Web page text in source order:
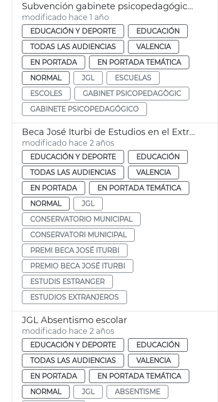
Subvención gabinete psicopedagógico escolar
modificado hace 1 año
EDUCACIÓN Y DEPORTE
EDUCACIÓN
TODAS LAS AUDIENCIAS
VALENCIA
EN PORTADA
EN PORTADA TEMÁTICA
NORMAL
JGL
ESCUELAS
ESCOLES
GABINET PSICOPEDAGÒGIC
GABINETE PSICOPEDAGÓGICO
Beca José Iturbi de Estudios en el Extranjero
modificado hace 2 años
EDUCACIÓN Y DEPORTE
EDUCACIÓN
TODAS LAS AUDIENCIAS
VALENCIA
EN PORTADA
EN PORTADA TEMÁTICA
NORMAL
JGL
CONSERVATORIO MUNICIPAL
CONSERVATORI MUNICIPAL
PREMI BECA JOSÉ ITURBI
PREMIO BECA JOSÉ ITURBI
ESTUDIS ESTRANGER
ESTUDIOS EXTRANJEROS
JGL Absentismo escolar
modificado hace 2 años
EDUCACIÓN Y DEPORTE
EDUCACIÓN
TODAS LAS AUDIENCIAS
VALENCIA
EN PORTADA
EN PORTADA TEMÁTICA
NORMAL
JGL
ABSENTISME